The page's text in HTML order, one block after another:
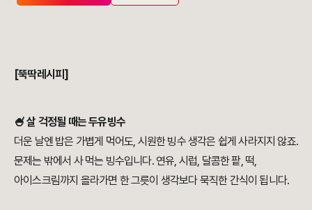
“당 걱정돼 빙수 끊고 있었다면” 빙수기 필요 없는 두유빙수 '이렇게' 드
[뚝딱레시피]
🍧 살 걱정될 때는 두유빙수
더운 날엔 밥은 가볍게 먹어도, 시원한 빙수 생각은 쉽게 사라지지 않죠.
문제는 밖에서 사 먹는 빙수입니다. 연유, 시럽, 달콤한 팥, 떡,
아이스크림까지 올라가면 한 그릇이 생각보다 묵직한 간식이 됩니다.